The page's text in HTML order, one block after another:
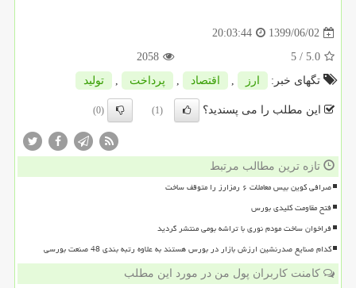
1399/06/02
20:03:44
5.0
/ 5
2058
تگهای خبر:
ارز , اقتصاد , پرداخت , تولید
این مطلب را می پسندید؟ (1)
(0)
تازه ترین مطالب مرتبط
صرافی کوین بیس معاملات ۶ رمزارز را متوقف ساخت
فتح مقاومت کلیدی بورس
فراخوان ساخت مودم نوری با تراشه بومی منتشر گردید
کدام صنایع صدرنشین ارزش بازار در بورس هستند به علاوه رتبه بندی 48 صنعت بورسی
کامنت کاربران پول من در مورد این مطلب